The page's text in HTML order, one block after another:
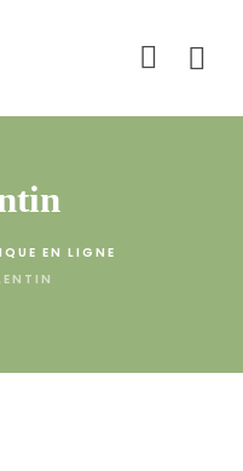
EN LIGNE